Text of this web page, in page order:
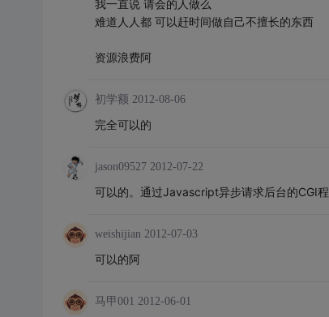
我一直说 请会的人做么
难道人人都 可以赶时间做自己不擅长的东西
资源浪费阿
初学额 2012-08-06
完全可以的
jason09527 2012-07-22
可以的。通过Javascript异步请求后台的CGI
weishijian 2012-07-03
可以的阿
马甲001 2012-06-01